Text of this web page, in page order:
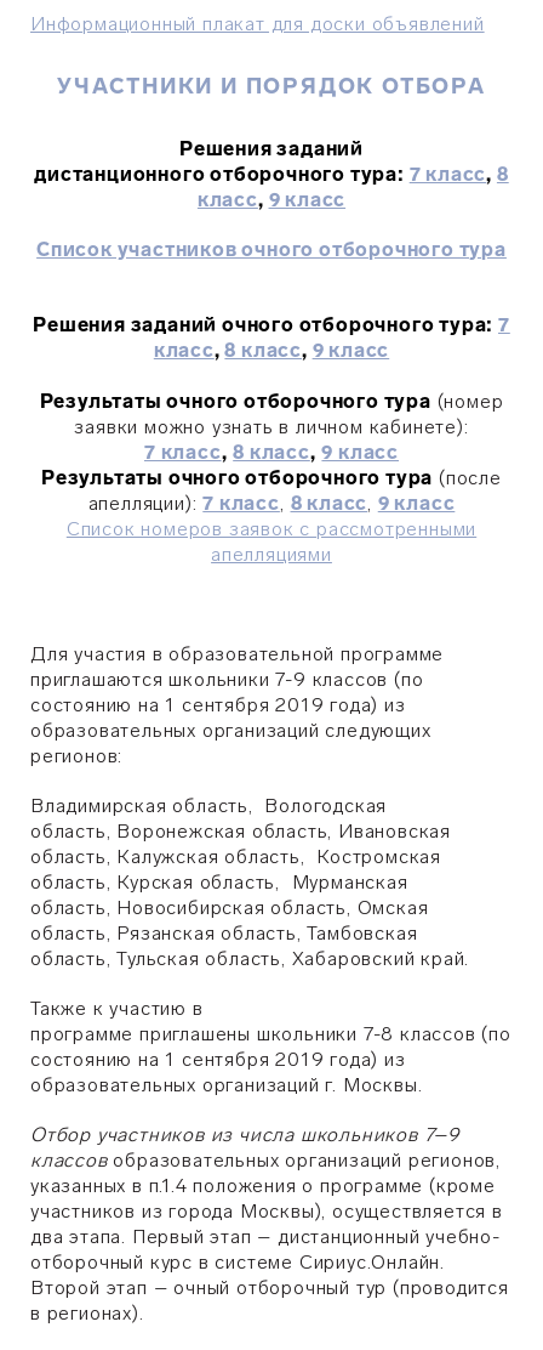
Информационный плакат для доски объявлений
УЧАСТНИКИ И ПОРЯДОК ОТБОРА
Решения заданий
дистанционного отборочного тура: 7 класс, 8
класс, 9 класс
Список участников очного отборочного тура
Решения заданий очного отборочного тура: 7
класс,8 класс, 9 класс
Результаты очного отборочного тура (номер
заявки можно узнать в личном кабинете):
7 класс, 8 класс, 9 класс
Результаты очного отборочного тура (после
апелляции):7 класс, 8 класс, 9 класс
Список номеров заявок с рассмотренными
апелляциями
Для участия в образовательной программе
приглашаются школьники 7-9 классов (по
состоянию на 1 сентября 2019 года) из
образовательных организаций следующих
регионов:
Владимирская область, Вологодская
область, Воронежская область, Ивановская
область, Калужская область, Костромская
область, Курская область, Мурманская
область, Новосибирская область, Омская
область, Рязанская область, Тамбовская
область, Тульская область, Хабаровский край.
Также к участию в
программе приглашены школьники 7-8 классов (по
состоянию на 1 сентября 2019 года) из
образовательных организаций г. Москвы.
​Отбор участников из числа школьников 7–9
классовобразовательных организаций регионов,
указанных в п.1.4 положения о программе (кроме
участников из города Москвы), осуществляется в
два этапа. Первый этап – дистанционный учебно-
отборочный курс в системе Сириус.Онлайн.
Второй этап – очный отборочный тур (проводится
в регионах).